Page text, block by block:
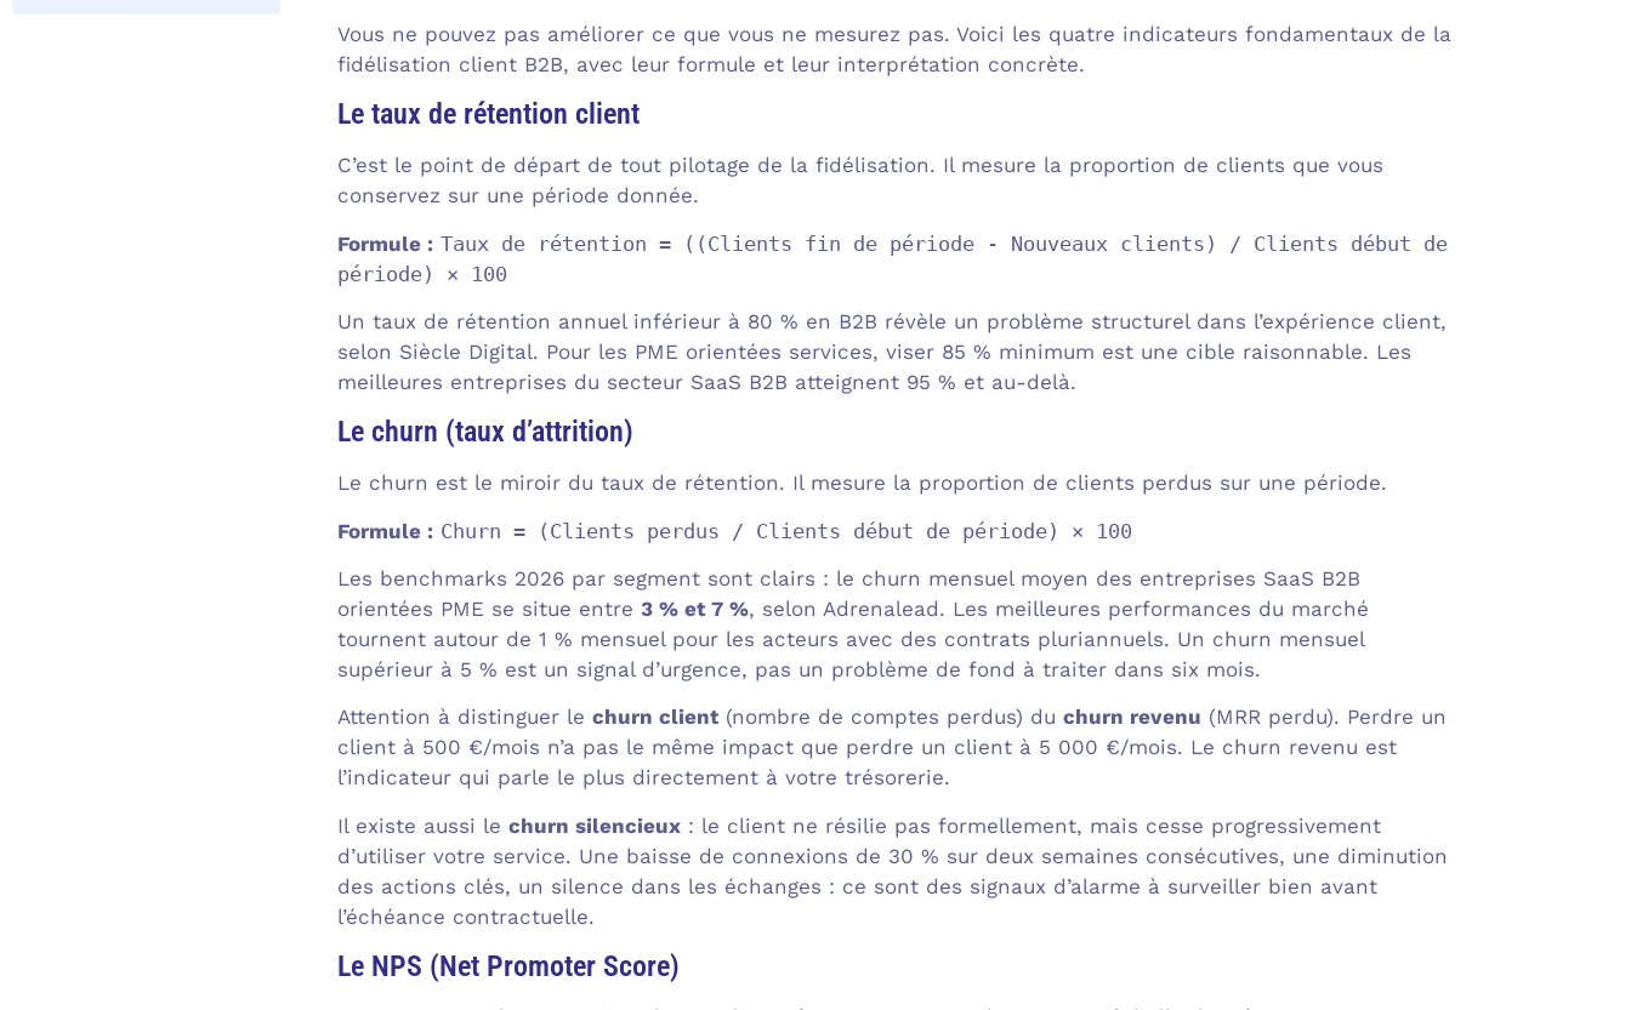
Vous ne pouvez pas améliorer ce que vous ne mesurez pas. Voici les quatre indicateurs fondamentaux de la
fidélisation client B2B, avec leur formule et leur interprétation concrète.
Le taux de rétention client
C’est le point de départ de tout pilotage de la fidélisation. Il mesure la proportion de clients que vous
conservez sur une période donnée.
Formule : Taux de rétention = ((Clients fin de période - Nouveaux clients) / Clients début de
période) × 100
Un taux de rétention annuel inférieur à 80 % en B2B révèle un problème structurel dans l’expérience client,
selon Siècle Digital. Pour les PME orientées services, viser 85 % minimum est une cible raisonnable. Les
meilleures entreprises du secteur SaaS B2B atteignent 95 % et au-delà.
Le churn (taux d’attrition)
Le churn est le miroir du taux de rétention. Il mesure la proportion de clients perdus sur une période.
Formule : Churn = (Clients perdus / Clients début de période) × 100
Les benchmarks 2026 par segment sont clairs : le churn mensuel moyen des entreprises SaaS B2B
orientées PME se situe entre 3 % et 7 %, selon Adrenalead. Les meilleures performances du marché
tournent autour de 1 % mensuel pour les acteurs avec des contrats pluriannuels. Un churn mensuel
supérieur à 5 % est un signal d’urgence, pas un problème de fond à traiter dans six mois.
Attention à distinguer le churn client(nombre de comptes perdus) du churn revenu (MRR perdu). Perdre un
client à 500 €/mois n’a pas le même impact que perdre un client à 5 000 €/mois. Le churn revenu est
l’indicateur qui parle le plus directement à votre trésorerie.
Il existe aussi le churn silencieux: le client ne résilie pas formellement, mais cesse progressivement
d’utiliser votre service. Une baisse de connexions de 30 % sur deux semaines consécutives, une diminution
des actions clés, un silence dans les échanges : ce sont des signaux d’alarme à surveiller bien avant
l’échéance contractuelle.
Le NPS (Net Promoter Score)